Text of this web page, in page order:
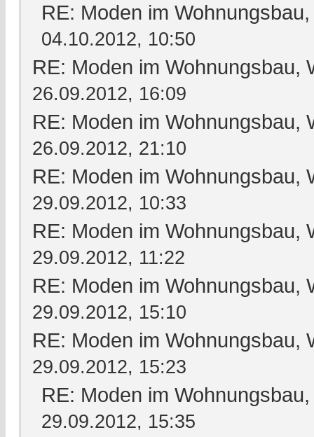
RE: Moden im
04.10.2012, 10:50
RE: Moden im Wohnungsbau,
26.09.2012, 16:09
RE: Moden im Wohnungsbau,
26.09.2012, 21:10
RE: Moden im Wohnungsbau,
29.09.2012, 10:33
RE: Moden im Wohnungsbau,
29.09.2012, 11:22
RE: Moden im Wohnungsbau,
29.09.2012, 15:10
RE: Moden im Wohnungsbau,
29.09.2012, 15:23
RE: Moden im
29.09.2012, 15:35